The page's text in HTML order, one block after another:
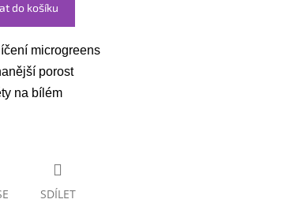
do košíku
microgreens
porost
na bílém
SDÍLET